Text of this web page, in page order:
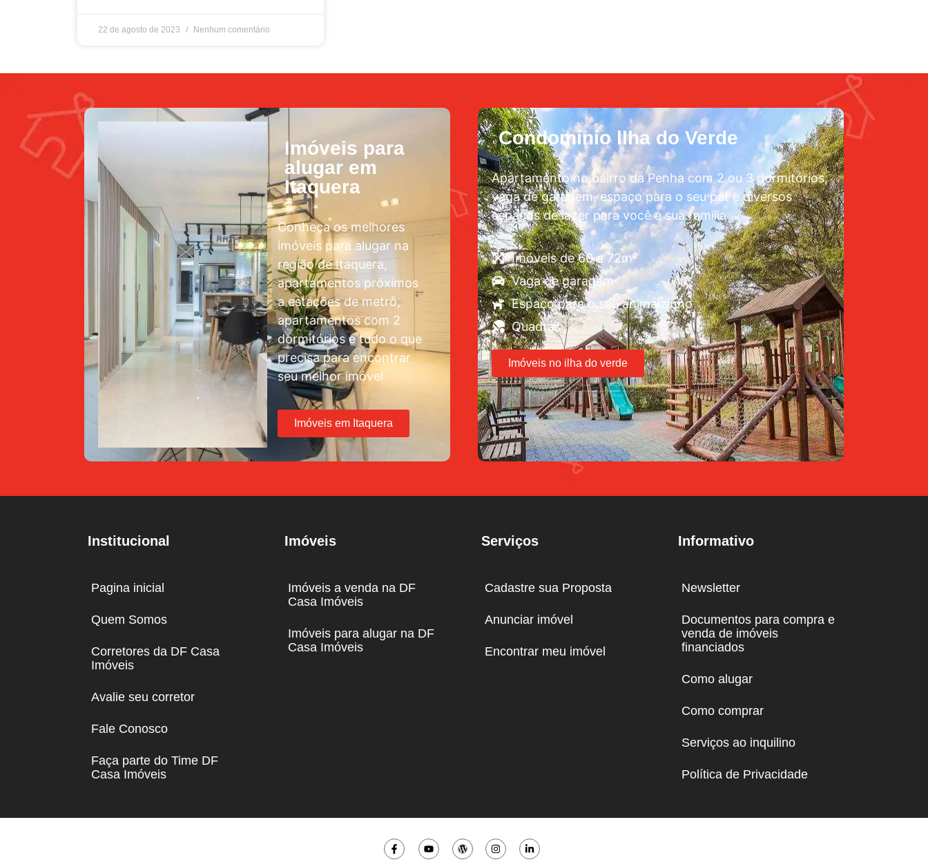
22 de agosto de 2023 Nenhum comentário
Imóveis para
alugar em
Itaquera
Conheça os melhores
imóveis para alugar na
região de Itaquera,
apartamentos próximos
a estações de metrô,
apartamentos com 2
dormitórios e tudo o que
precisa para encontrar
seu melhor imóvel
Imóveis em Itaquera
Condomínio llha do Verde
Apartamento no bairro da Penha com 2 ou 3 dormitórios,
vaga de garagem, espaço para o seu pet e diversos
espaços de lazer para você e sua família
Imóveis de 60 a 72m²
Vaga de garagem
Espaço para o seu animalzinho
Quadras
Imóveis no ilha do verde
Institucional
Pagina inicial
Quem Somos
Corretores da DF Casa
Imóveis
Avalie seu corretor
Fale Conosco
Faça parte do Time DF
Casa Imóveis
Imóveis
Imóveis a venda na DF
Casa Imóveis
Imóveis para alugar na DF
Casa Imóveis
Serviços
Cadastre sua Proposta
Anunciar imóvel
Encontrar meu imóvel
Informativo
Newsletter
Documentos para compra e
venda de imóveis
financiados
Como alugar
Como comprar
Serviços ao inquilino
Política de Privacidade